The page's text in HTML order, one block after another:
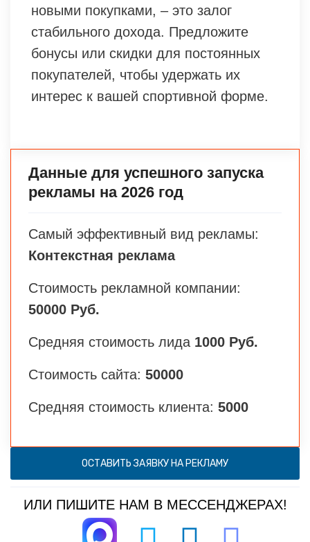
новыми покупками, – это залог
стабильного дохода. Предложите
бонусы или скидки для постоянных
покупателей, чтобы удержать их
интерес к вашей спортивной форме.
Данные для успешного запуска
рекламы на 2026 год
Самый эффективный вид рекламы:
Контекстная реклама
Стоимость рекламной компании:
50000 Руб.
Средняя стоимость лида 1000 Руб.
Стоимость сайта: 50000
Средняя стоимость клиента: 5000
ОСТАВИТЬ ЗАЯВКУ НА РЕКЛАМУ
ИЛИ ПИШИТЕ НАМ В МЕССЕНДЖЕРАХ!